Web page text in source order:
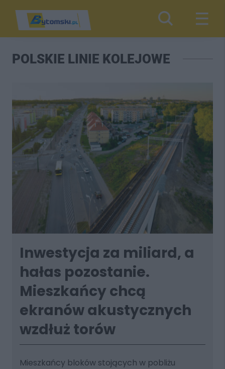
POLSKIE LINIE KOLEJOWE
Inwestycja za miliard, a
hałas pozostanie.
Mieszkańcy chcą
ekranów akustycznych
wzdłuż torów
Mieszkańcy bloków stojących w pobliżu